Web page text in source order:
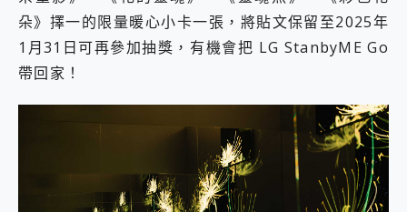
朵》擇一的限量暖心小卡一張，將貼文保留至2025年
1月31日可再參加抽獎，有機會把 LG StanbyME Go
帶回家！